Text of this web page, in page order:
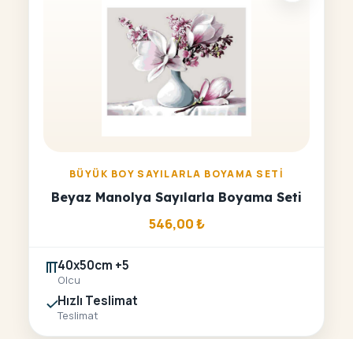
BÜYÜK BOY SAYILARLA BOYAMA SETI
Beyaz Manolya Sayılarla Boyama Seti
546,00₺
40x50cm +5
Olcu
Hızlı Teslimat
Teslimat